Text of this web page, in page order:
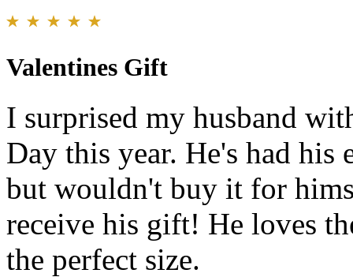
Valentines Gift
I surprised my husband
Day this year. He's had his
but wouldn't buy it for
receive his gift! He loves
the perfect size.